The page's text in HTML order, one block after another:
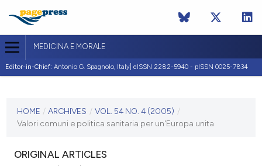
MEDICINA E MORALE
Editor-in-Chief: Antonio G. Spagnolo, Italy| eISSN 2282-5940 - pISSN 0025-7834
VOL. 54 NO. 4 (2005)
VIEW THIS ISSUE
HOME / ARCHIVES / VOL. 54 NO. 4 (2005) /
Valori comuni e politica sanitaria per un'Europa unita
ORIGINAL ARTICLES